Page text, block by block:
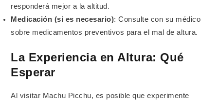
responderá mejor a la altitud.
Medicación (si es necesario): Consulte con su médico
sobre medicamentos preventivos para el mal de altura.
La Experiencia en Altura: Qué
Esperar
Al visitar Machu Picchu, es posible que experimente